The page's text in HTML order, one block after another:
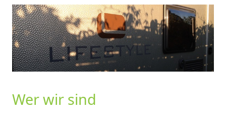
Wer wir sind